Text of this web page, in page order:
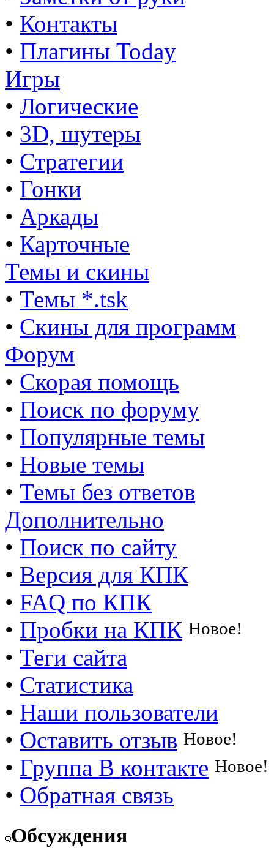
• Контакты
• Плагины Today
Игры
• Логические
• 3D, шутеры
• Стратегии
• Гонки
• Аркады
• Карточные
Темы и скины
• Темы *.tsk
• Скины для программ
Форум
• Скорая помощь
• Поиск по форуму
• Популярные темы
• Новые темы
• Темы без ответов
Дополнительно
• Поиск по сайту
• Версия для КПК
• FAQ по КПК
• Пробки на КПК Новое!
• Теги сайта
• Статистика
• Наши пользователи
• Оставить отзыв Новое!
• Группа В контакте Новое!
• Обратная связь
Обсуждения